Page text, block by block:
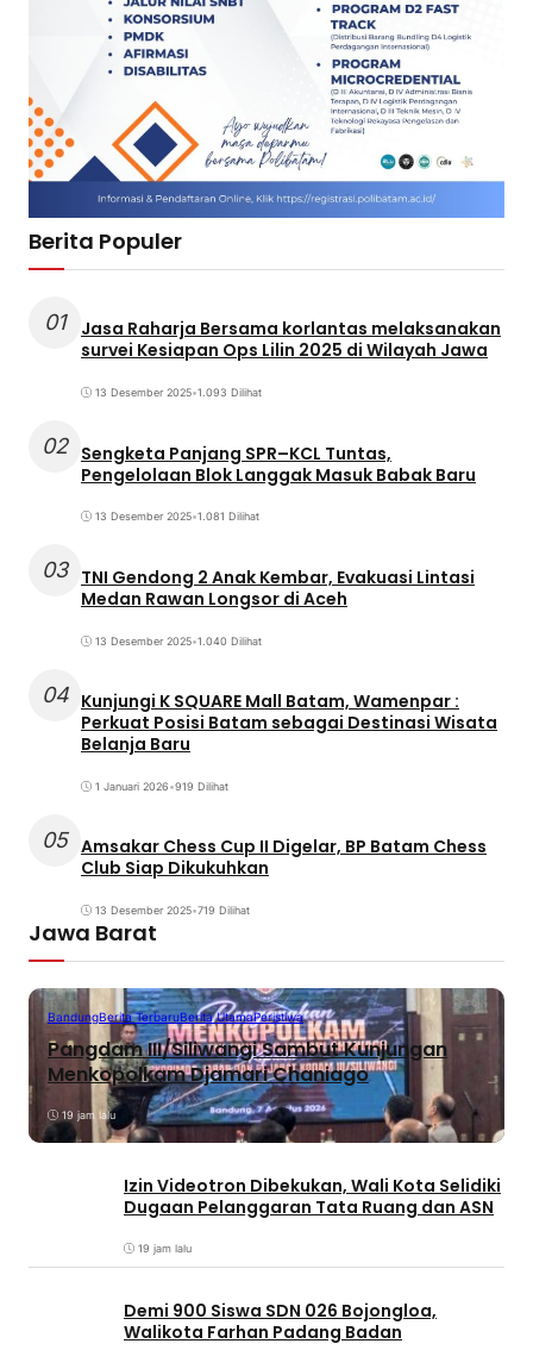
Berita Populer
01
Jasa Raharja Bersama korlantas melaksanakan
survei Kesiapan Ops Lilin 2025 di Wilayah Jawa
13 Desember 2025•1.093 Dilihat
02 Sengketa Panjang SPR–KCL Tuntas,
Pengelolaan Blok Langgak Masuk Babak Baru
13 Desember 2025•1.081 Dilihat
03 TNI Gendong 2 Anak Kembar, Evakuasi Lintasi
Medan Rawan Longsor di Aceh
13 Desember 2025•1.040 Dilihat
04 Kunjungi K SQUARE Mall Batam, Wamenpar :
Perkuat Posisi Batam sebagai Destinasi Wisata
Belanja Baru
1 Januari 2026•919 Dilihat
05 Amsakar Chess Cup II Digelar, BP Batam Chess
Club Siap Dikukuhkan
13 Desember 2025•719 Dilihat
Jawa Barat
BandungBerita TerbaruBerita UtamaPeristiwa
Pangdam III/Siliwangi Sambut Kunjungan
Menkopolkam Djamari Chaniago
19 jam lalu
Izin Videotron Dibekukan, Wali Kota Selidiki
Dugaan Pelanggaran Tata Ruang dan ASN
19 jam lalu
Demi 900 Siswa SDN 026 Bojongloa,
Walikota Farhan Padang Badan